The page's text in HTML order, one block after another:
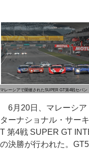
マレーシアで開催されたSUPER GT第4戦セパン
6月20日、マレーシア
ターナショナル・サー
T 第4戦 SUPER GT
の決勝が行われた。